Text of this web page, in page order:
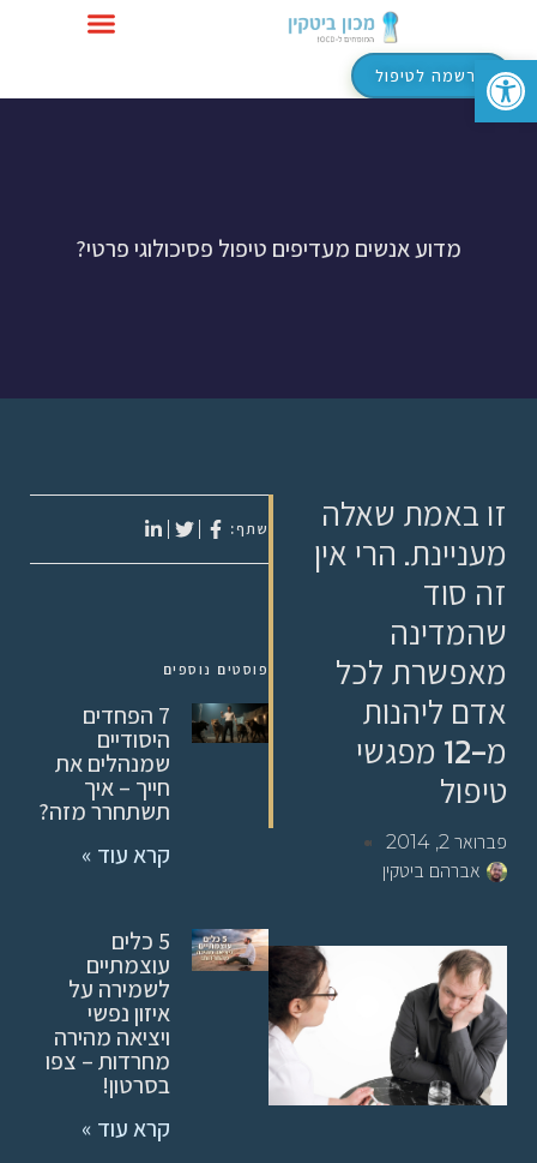
פתח סרגל נגישותהרשמה לטיפול
מדוע אנשים מעדיפים טיפול פסיכולוגי פרטי?
זו באמת שאלה
מעניינת. הרי אין
זה סוד
שהמדינה
מאפשרת לכל
אדם ליהנות
מ-12 מפגשי
טיפול
פברואר 2, 2014
אברהם ביטקין
שתף:
פוסטים נוספים
7 הפחדים
היסודיים
שמנהלים את
חייך – איך
תשתחרר מזה?
קרא עוד »
5 כלים
עוצמתיים
לשמירה על
איזון נפשי
ויציאה מהירה
מחרדות – צפו
בסרטון!
קרא עוד »